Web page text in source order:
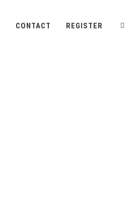
CONTACT REGISTER